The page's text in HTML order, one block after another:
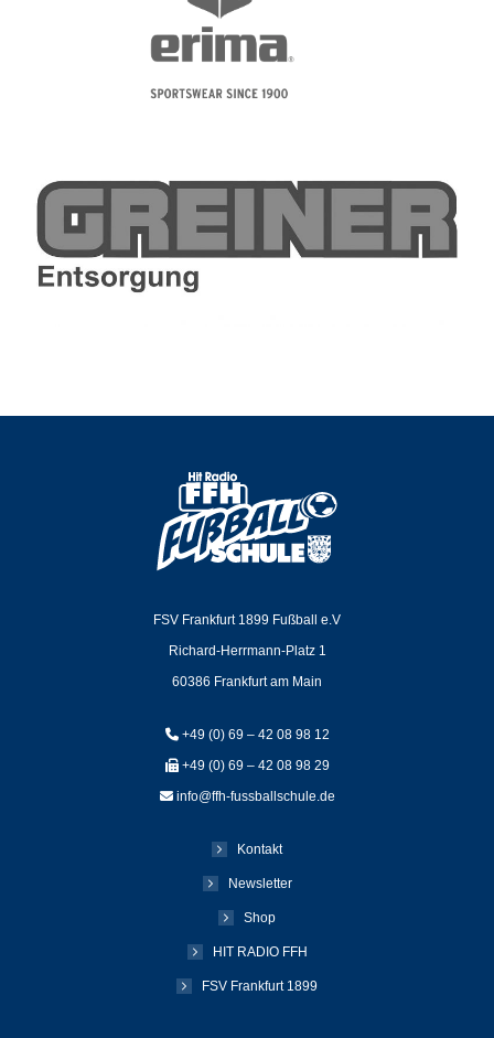
FSV Frankfurt 1899 Fußball e.V
Richard-Herrmann-Platz 1
60386 Frankfurt am Main
+49 (0) 69 – 42 08 98 12
+49 (0) 69 – 42 08 98 29
info@ffh-fussballschule.de
Kontakt
Newsletter
Shop
HIT RADIO FFH
FSV Frankfurt 1899